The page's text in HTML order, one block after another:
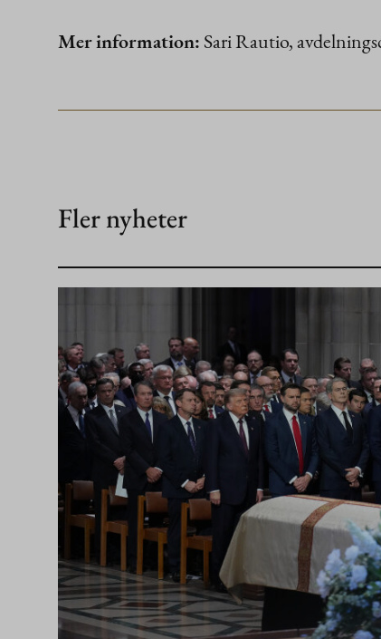
Mer information: Sari Rautio,
Fler nyheter